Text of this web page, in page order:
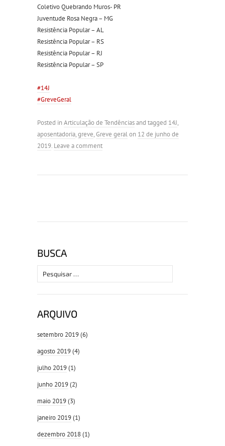
Coletivo Quebrando Muros- PR
Juventude Rosa Negra – MG
Resistência Popular – AL
Resistência Popular – RS
Resistência Popular – RJ
Resistência Popular – SP
#14J
#GreveGeral
Posted inArticulação de Tendênciasand tagged 14J,
aposentadoria,greve,Greve geralon 12 de junho de
2019. Leave a comment
BUSCA
Pesquisar
por:
ARQUIVO
setembro 2019(6)
agosto 2019(4)
julho 2019(1)
junho 2019(2)
maio 2019(3)
janeiro 2019(1)
dezembro 2018(1)